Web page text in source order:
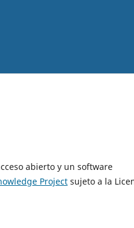
abierto y un software
Project sujeto a la